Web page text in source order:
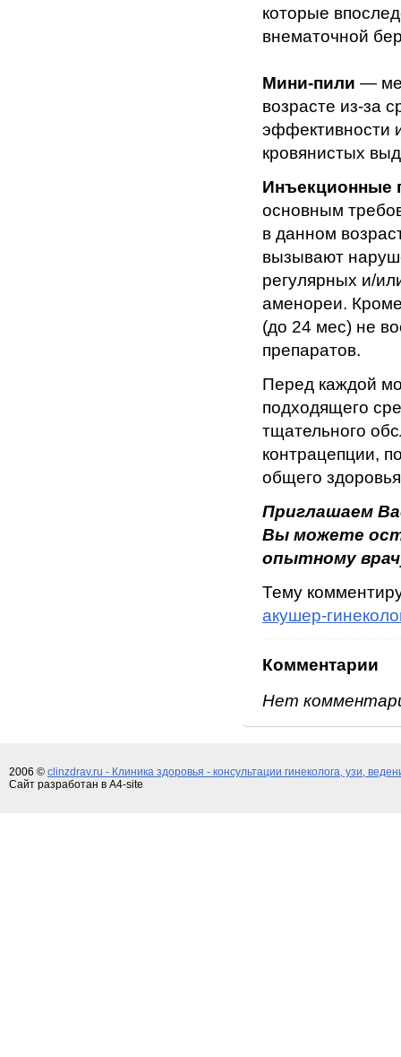
которые
внематочной
Мини-пили —
возрасте из-за
эффективности
кровянистых
Инъекционные
основным
в данном
вызывают
регулярных и/
аменореи.
(до 24 мес) не
препаратов.
Перед каждой
подходящего
тщательного
контрацепции,
общего
Приглашаем
Вы можете
опытному
Тему
акушер-
Комментарии
Нет
2006 © clinzdrav.ru - Клиника здоровья - консультации гинеколога, узи,
Сайт разработан в A4-site